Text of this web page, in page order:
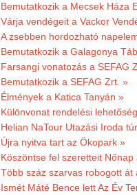
Bemutatkozik a Mecsek Háza
Várja vendégeit a Vackor
A zsebben hordozható
Bemutatkozik a Galagonya
Farsangi vonatozás a SEFAG
Bemutatkozik a SEFAG Zrt. »
Élmények a Katica Tanyán »
Különvonat rendelési
Helian NaTour Utazási Iroda
Újra nyitva tart az Ökopark »
Köszöntse fel szeretteit
Több száz szarvas robogott át
Ismét Máté Bence lett Az Év